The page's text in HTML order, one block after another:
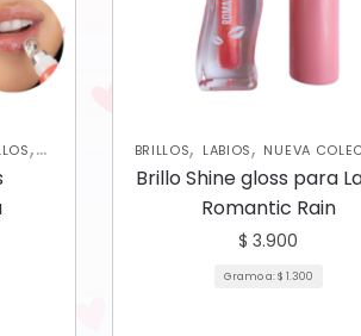
, BRILLOS, LABIOS, NUEVA
Brillo Shine gloss para
Romantic Rain
$ 3.900
Gramo a:$ 1.300